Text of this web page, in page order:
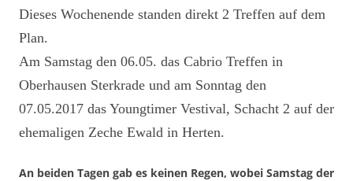
Dieses Wochenende standen direkt 2 Treffen auf dem
Plan.
Am Samstag den 06.05. das Cabrio Treffen in
Oberhausen Sterkrade und am Sonntag den
07.05.2017 das Youngtimer Vestival, Schacht 2 auf der
ehemaligen Zeche Ewald in Herten.
An beiden Tagen gab es keinen Regen, wobei Samstag der